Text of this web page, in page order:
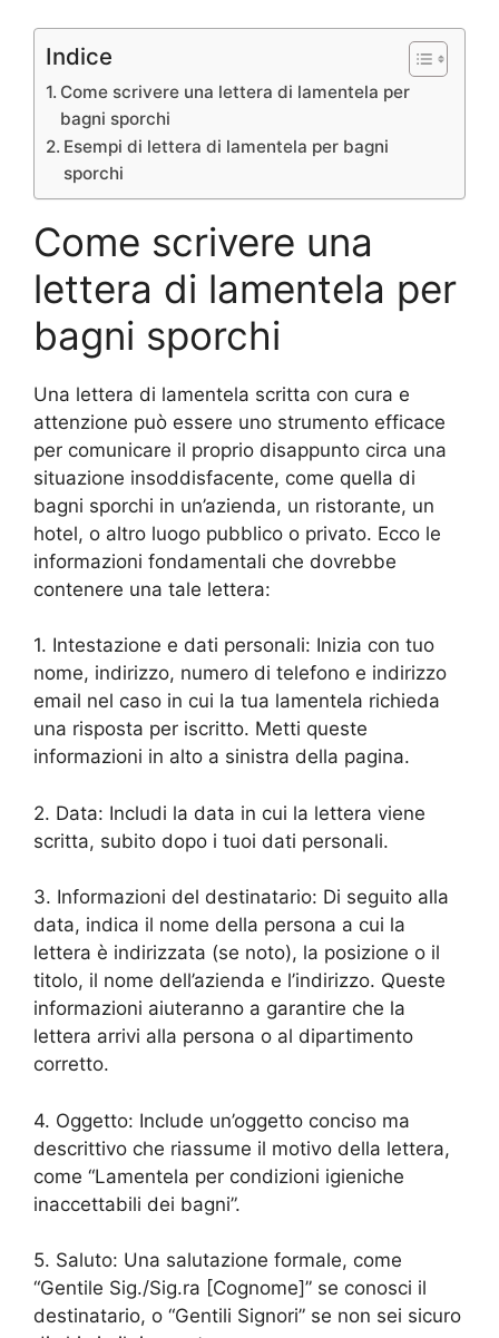
Indice
Come scrivere una lettera di lamentela per
bagni sporchi
Esempi di lettera di lamentela per bagni
sporchi
Come scrivere una
lettera di lamentela per
bagni sporchi
Una lettera di lamentela scritta con cura e
attenzione può essere uno strumento efficace
per comunicare il proprio disappunto circa una
situazione insoddisfacente, come quella di
bagni sporchi in un’azienda, un ristorante, un
hotel, o altro luogo pubblico o privato. Ecco le
informazioni fondamentali che dovrebbe
contenere una tale lettera:
1. Intestazione e dati personali: Inizia con tuo
nome, indirizzo, numero di telefono e indirizzo
email nel caso in cui la tua lamentela richieda
una risposta per iscritto. Metti queste
informazioni in alto a sinistra della pagina.
2. Data: Includi la data in cui la lettera viene
scritta, subito dopo i tuoi dati personali.
3. Informazioni del destinatario: Di seguito alla
data, indica il nome della persona a cui la
lettera è indirizzata (se noto), la posizione o il
titolo, il nome dell’azienda e l’indirizzo. Queste
informazioni aiuteranno a garantire che la
lettera arrivi alla persona o al dipartimento
corretto.
4. Oggetto: Include un’oggetto conciso ma
descrittivo che riassume il motivo della lettera,
come “Lamentela per condizioni igieniche
inaccettabili dei bagni”.
5. Saluto: Una salutazione formale, come
“Gentile Sig./Sig.ra [Cognome]” se conosci il
destinatario, o “Gentili Signori” se non sei sicuro